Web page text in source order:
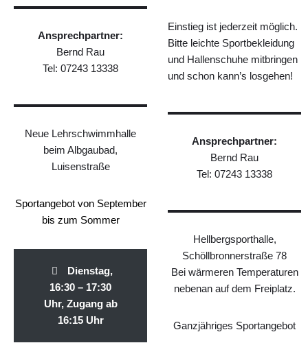
Ansprechpartner:
Bernd Rau
Tel: 07243 13338
Neue Lehrschwimmhalle
beim Albgaubad,
Luisenstraße
Sportangebot von September
bis zum Sommer
Dienstag,
16:30 – 17:30
Uhr, Zugang ab
16:15 Uhr
Einstieg ist jederzeit möglich.
Bitte leichte Sportbekleidung
und Hallenschuhe mitbringen
und schon kann’s losgehen!
Ansprechpartner:
Bernd Rau
Tel: 07243 13338
Hellbergsporthalle,
Schöllbronnerstraße 78
Bei wärmeren Temperaturen
nebenan auf dem Freiplatz.
Ganzjähriges Sportangebot